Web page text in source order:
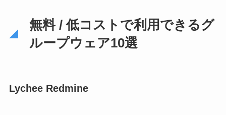
無料 / 低コストで利用できるグ
ループウェア10選
Lychee Redmine